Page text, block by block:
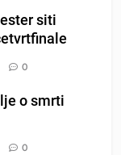
siti
0
o smrti
0